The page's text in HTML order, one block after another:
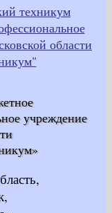
учреждение